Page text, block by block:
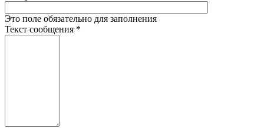
Это поле обязательно для заполнения
Текст сообщения *